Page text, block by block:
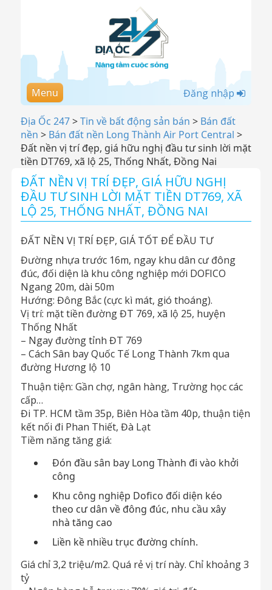
Menu Đăng nhập
Địa Ốc 247>Tin về bất động sản bán > Bán đất
nền > Bán đất nền Long Thành Air Port Central >
Đất nền vị trí đẹp, giá hữu nghị đầu tư sinh lời mặt
tiền DT769, xã lộ 25, Thống Nhất, Đồng Nai
ĐẤT NỀN VỊ TRÍ ĐẸP, GIÁ HỮU NGHỊ
ĐẦU TƯ SINH LỜI MẶT TIỀN DT769, XÃ
LỘ 25, THỐNG NHẤT, ĐỒNG NAI
ĐẤT NỀN VỊ TRÍ ĐẸP, GIÁ TỐT ĐỂ ĐẦU TƯ
Đường nhựa trước 16m, ngay khu dân cư đông
đúc, đối diện là khu công nghiệp mới DOFICO
Ngang 20m, dài 50m
Hướng: Đông Bắc (cực kì mát, gió thoáng).
Vị trí: mặt tiền đường ĐT 769, xã lộ 25, huyện
Thống Nhất
– Ngay đường tỉnh ĐT 769
– Cách Sân bay Quốc Tế Long Thành 7km qua
đường Hương lộ 10
Thuận tiện: Gần chợ, ngân hàng, Trường học các
cấp…
Đi TP. HCM tầm 35p, Biên Hòa tầm 40p, thuận tiện
kết nối đi Phan Thiết, Đà Lạt
Tiềm năng tăng giá:
Đón đầu sân bay Long Thành đi vào khởi
công
Khu công nghiệp Dofico đối diện kéo
theo cư dân về đông đúc, nhu cầu xây
nhà tăng cao
Liền kề nhiều trục đường chính.
Giá chỉ 3,2 triệu/m2. Quá rẻ vị trí này. Chỉ khoảng 3
tỷ